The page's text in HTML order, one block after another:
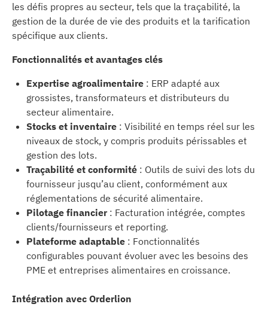
les défis propres au secteur, tels que la traçabilité, la
gestion de la durée de vie des produits et la tarification
spécifique aux clients.
Fonctionnalités et avantages clés
Expertise agroalimentaire : ERP adapté aux
grossistes, transformateurs et distributeurs du
secteur alimentaire.
Stocks et inventaire : Visibilité en temps réel sur les
niveaux de stock, y compris produits périssables et
gestion des lots.
Traçabilité et conformité : Outils de suivi des lots du
fournisseur jusqu’au client, conformément aux
réglementations de sécurité alimentaire.
Pilotage financier : Facturation intégrée, comptes
clients/fournisseurs et reporting.
Plateforme adaptable : Fonctionnalités
configurables pouvant évoluer avec les besoins des
PME et entreprises alimentaires en croissance.
Intégration avec Orderlion